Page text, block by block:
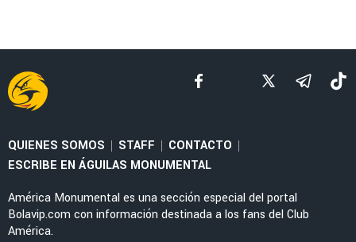
QUIENES SOMOS | STAFF | CONTACTO |
ESCRIBE EN ÁGUILAS MONUMENTAL
América Monumental es una sección especial del portal
Bolavip.com con información destinada a los fans del Club
América.